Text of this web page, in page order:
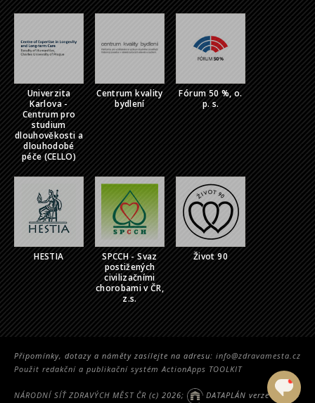
Univerzita
Karlova -
Centrum pro
studium
dlouhověkosti a
dlouhodobé
péče (CELLO)
Centrum kvality
bydlení
Fórum 50 %, o.
p. s.
HESTIA
SPCCH - Svaz
postižených
civilizačními
chorobami v ČR,
z.s.
Život 90
Připomínky, dotazy a náměty zasílejte na adresu: info@zdravamesta.cz
Použit redakční a publikační systém ActionApps TOOLKIT
NÁRODNÍ SÍŤ ZDRAVÝCH MĚST ČR (c) 2026; DATAPLÁN verze 2.5314